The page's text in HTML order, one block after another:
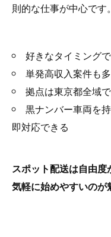
則的な仕事が中心です。
好きなタイミング
単発高収入案件も
拠点は東京都全域
黒ナンバー車両を
即対応できる
スポット配送は自由
気軽に始めやすいのが